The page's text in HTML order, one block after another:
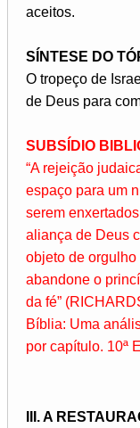
aceitos.
SÍNTESE DO
O tropeço de
de Deus para
SUBSÍDIO
“A rejeição
espaço para um
serem
aliança de Deus
objeto de
abandone o
da fé”
Bíblia: Uma
por capítulo. 10ª
III. A